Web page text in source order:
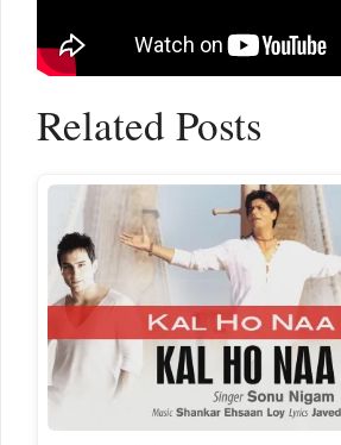
Related Posts